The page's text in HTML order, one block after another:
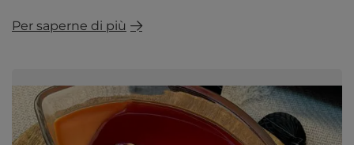
Per saperne di più